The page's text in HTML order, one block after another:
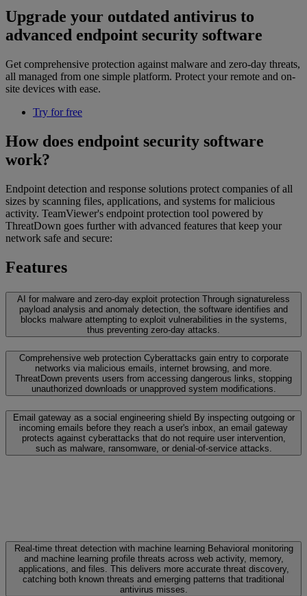
Upgrade your outdated antivirus to
advanced endpoint security software
Get comprehensive protection against malware and zero-day threats,
all managed from one simple platform. Protect your remote and on-
site devices with ease.
Try for free
How does endpoint security software
work?
Endpoint detection and response solutions protect companies of all
sizes by scanning files, applications, and systems for malicious
activity. TeamViewer's endpoint protection tool powered by
ThreatDown goes further with advanced features that keep your
network safe and secure:
Features
AI for malware and zero-day exploit protection Through signatureless
payload analysis and anomaly detection, the software identifies and
blocks malware attempting to exploit vulnerabilities in the systems,
thus preventing zero-day attacks.
Comprehensive web protection Cyberattacks gain entry to corporate
networks via malicious emails, internet browsing, and more.
ThreatDown prevents users from accessing dangerous links, stopping
unauthorized downloads or unapproved system modifications.
Email gateway as a social engineering shield By inspecting outgoing or
incoming emails before they reach a user's inbox, an email gateway
protects against cyberattacks that do not require user intervention,
such as malware, ransomware, or denial-of-service attacks.
Real-time threat detection with machine learning Behavioral monitoring
and machine learning profile threats across web activity, memory,
applications, and files. This delivers more accurate threat discovery,
catching both known threats and emerging patterns that traditional
antivirus misses.